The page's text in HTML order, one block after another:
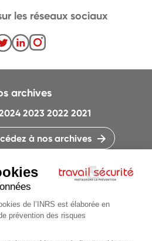
LA RÉDACTION
NOUS ?
archives
2023 2022 2021
à nos archives
les réseaux sociaux